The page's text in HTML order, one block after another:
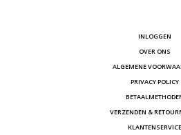
INLOGGEN
OVER ONS
ALGEMENE
PRIVACY POLICY
VERZENDEN &
KLANTENSERVICE